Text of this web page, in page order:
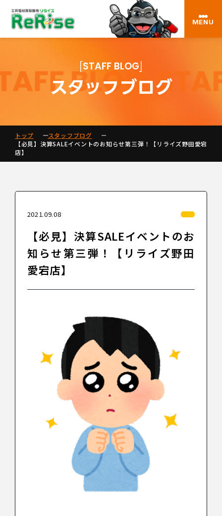
MENU
STAFF BLOG
スタッフブログ
トップ
スタッフブログ
【必見】決算SALEイベントのお知らせ第三弾！【リライズ野田愛宕
店】
2021.09.08
【必見】決算SALEイベントのお
知らせ第三弾！【リライズ野田
愛宕店】